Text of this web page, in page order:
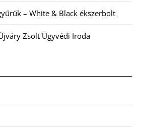
– White & Black ékszerbolt
Zsolt Ügyvédi Iroda